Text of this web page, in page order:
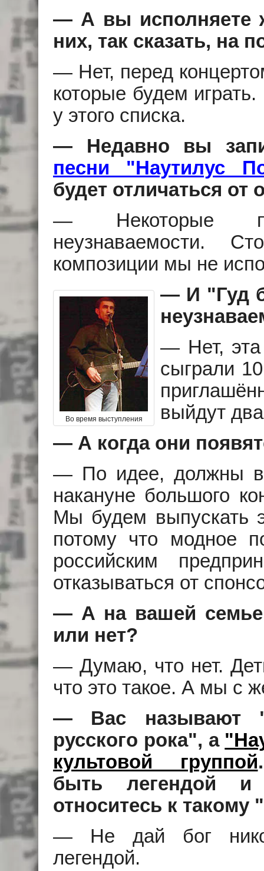
— А вы исполняете
них, так сказать, на
— Нет, перед
которые будем
у этого списка.
— Недавно вы
песни "Наутилус
будет отличаться от
— Некоторые
неузнаваемости.
композиции мы не
Во время выступления
— И "Гуд
— Нет,
сыграли
выйдут
— А когда они
— По идее, должны
накануне большого
Мы будем выпускать
потому что модное
российским
отказываться от
— А на вашей семье
или нет?
— Думаю, что нет.
что это такое. А мы с
— Вас называют
русского рока", а
культовой группой
быть легендой
относитесь к такому
— Не дай бог
легендой.